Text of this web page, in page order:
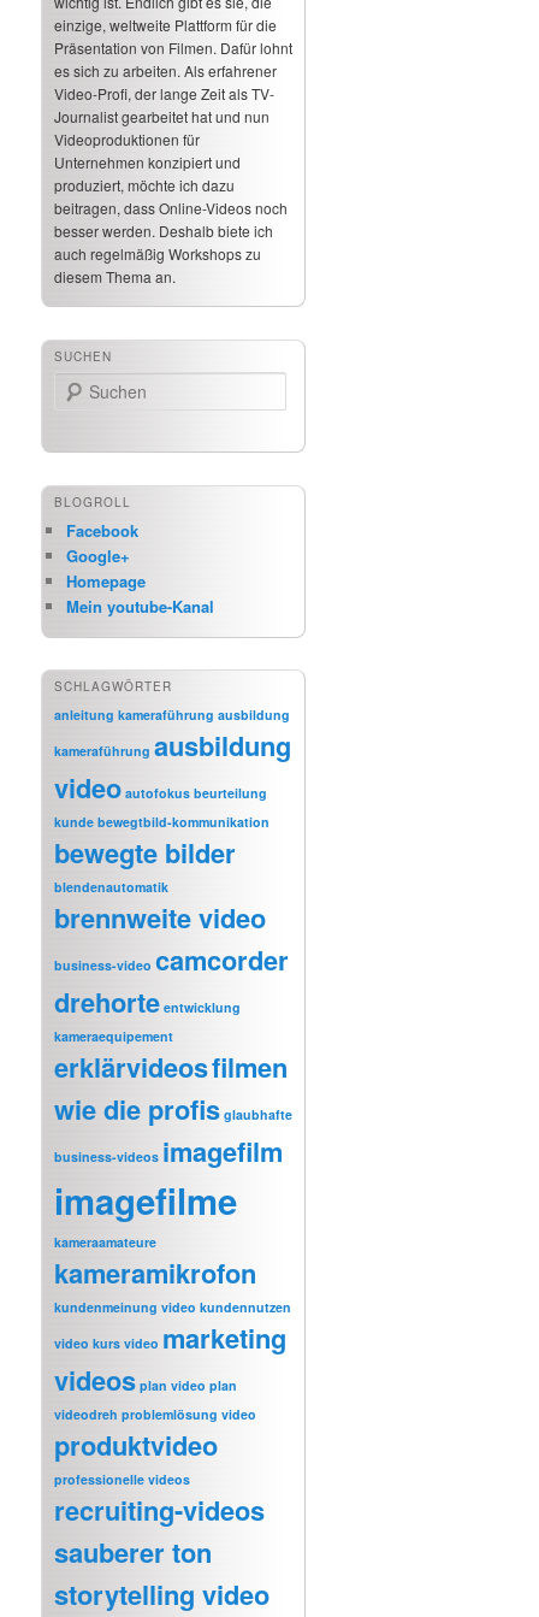
einzige, weltweite Plattform für die
Präsentation von Filmen. Dafür lohnt
es sich zu arbeiten. Als erfahrener
Video-Profi, der lange Zeit als TV-
Journalist gearbeitet hat und nun
Videoproduktionen für
Unternehmen konzipiert und
produziert, möchte ich dazu
beitragen, dass Online-Videos noch
besser werden. Deshalb biete ich
auch regelmäßig Workshops zu
diesem Thema an.
SUCHEN
Suchen
BLOGROLL
Facebook
Google+
Homepage
Mein youtube-Kanal
SCHLAGWÖRTER
anleitung kameraführung ausbildung
kameraführung ausbildung
video autofokus beurteilung
kunde bewegtbild-kommunikation
bewegte bilder
blendenautomatik
brennweite video
business-video camcorder
drehorte entwicklung
kameraequipement
erklärvideosfilmen
wie die profis glaubhafte
business-videos imagefilm
imagefilme
kameraamateure
kameramikrofon
kundenmeinung video kundennutzen
video kurs video marketing
videos plan video plan
videodreh problemlösung video
produktvideo
professionelle videos
recruiting-videos
sauberer ton
storytelling video